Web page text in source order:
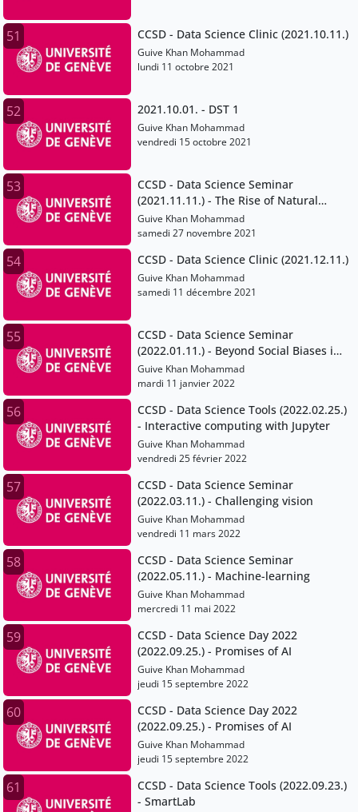
51 CCSD - Data Science Clinic (2021.10.11.)
Guive Khan Mohammad
lundi 11 octobre 2021
52 2021.10.01. - DST 1
Guive Khan Mohammad
vendredi 15 octobre 2021
53
CCSD - Data Science Seminar
(2021.11.11.) - The Rise of Natural
Language Processing
Guive Khan Mohammad
samedi 27 novembre 2021
54 CCSD - Data Science Clinic (2021.12.11.)
Guive Khan Mohammad
samedi 11 décembre 2021
55
CCSD - Data Science Seminar
(2022.01.11.) - Beyond Social Biases in
Data
Guive Khan Mohammad
mardi 11 janvier 2022
56
CCSD - Data Science Tools (2022.02.25.)
- Interactive computing with Jupyter
Guive Khan Mohammad
vendredi 25 février 2022
57
CCSD - Data Science Seminar
(2022.03.11.) - Challenging vision
Guive Khan Mohammad
vendredi 11 mars 2022
58
CCSD - Data Science Seminar
(2022.05.11.) - Machine-learning
Guive Khan Mohammad
mercredi 11 mai 2022
59
CCSD - Data Science Day 2022
(2022.09.25.) - Promises of AI
Guive Khan Mohammad
jeudi 15 septembre 2022
60
CCSD - Data Science Day 2022
(2022.09.25.) - Promises of AI
Guive Khan Mohammad
jeudi 15 septembre 2022
61
CCSD - Data Science Tools (2022.09.23.)
- SmartLab